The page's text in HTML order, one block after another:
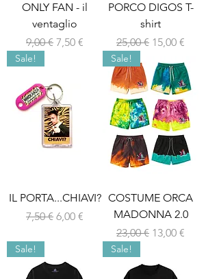
ONLY FAN - il
ventaglio
Prezzo regolare
9,00 € Prezzo scontato
7,50 €
PORCO DIGOS T-
shirt
Prezzo regolare
25,00 € Prezzo
15,00 €
Sale!
IL PORTA...CHIAVI?
Prezzo regolare
7,50 € Prezzo scontato
6,00 €
Sale!
COSTUME ORCA
MADONNA 2.0
Prezzo regolare
23,00 € Prezzo
13,00 €
Sale! Sale!